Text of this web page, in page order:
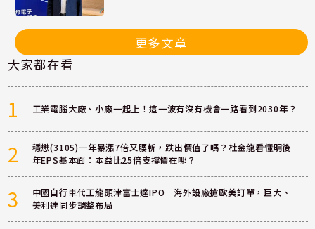
更多文章
大家都在看
1 工業電腦大廠、小廠一起上！這一波有沒有機會一路看到2030年？
2
穩懋(3105)一年暴漲7倍又腰斬，跌出價值了嗎？杜金龍看懂明後
年EPS基本面：本益比25倍支撐價在哪？
3
中國自行車代工龍頭津富士達IPO 海外設廠搶歐美訂單，巨大、
美利達同步調整布局